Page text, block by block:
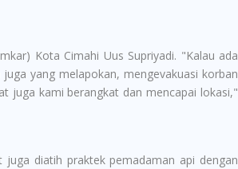
Kota Cimahi Uus Supriyadi. "Kalau ada
yang melapokan, mengevakuasi korban
juga kami berangkat dan mencapai lokasi,"
diatih praktek pemadaman api dengan